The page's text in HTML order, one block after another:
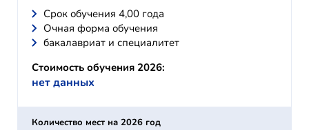
Cрок обучения 4,00 года
Очная форма обучения
бакалавриат и специалитет
Стоимость обучения 2026:
нет данных
Количество мест на 2026 год